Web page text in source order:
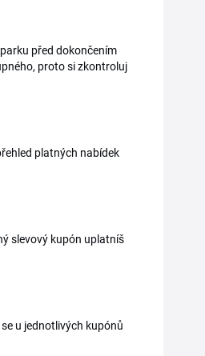
před dokončením
proto si zkontroluj
platných nabídek
slevový kupón uplatníš
u jednotlivých kupónů